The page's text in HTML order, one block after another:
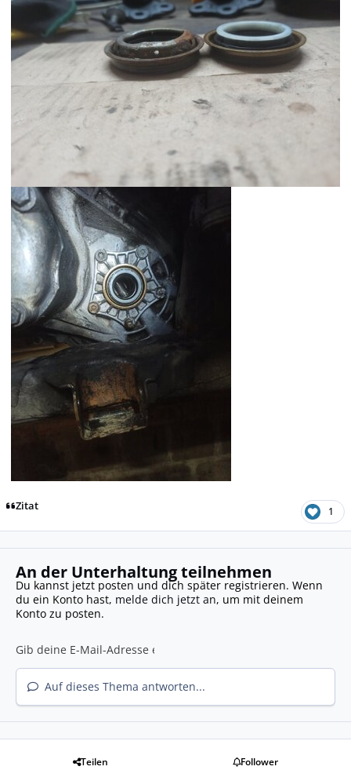
Zitat 1
An der Unterhaltung teilnehmen
Du kannst jetzt posten und dich später registrieren. Wenn
du ein Konto hast, melde dich jetzt an, um mit deinem
Konto zu posten.
Auf dieses Thema antworten...
Teilen Follower